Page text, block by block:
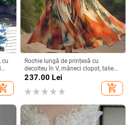
cu
Rochie lungă de prințesă cu
decolteu în V, mâneci clopot, talie
înaltă, imprimeu geometric,
237.00 Lei
add_shopping_cart